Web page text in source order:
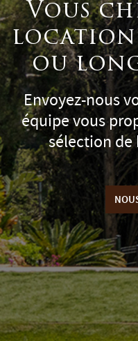
Vous
location
ou
Envoyez-nous
équipe vous
sélection de